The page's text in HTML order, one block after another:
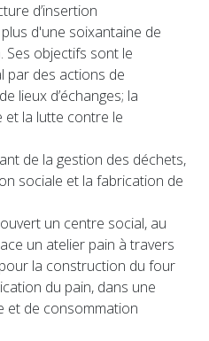
d’insertion
d'une soixantaine de
Ses objectifs sont le
par des actions de
lieux d’échanges; la
la lutte contre le
de la gestion des déchets,
sociale et la fabrication de
un centre social, au
un atelier pain à travers
la construction du four
du pain, dans une
et de consommation